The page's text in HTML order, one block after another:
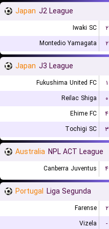
Japan J2 League
Iwaki SC ۲
Montedio Yamagata
۲
Japan J3 League
Fukushima United FC ۱
Reilac Shiga
۰
Ehime FC
۴
Tochigi SC
۳
Australia NPL ACT League
Canberra Juventus ۴
Portugal Liga Segunda
Farense ۲
Vizela
-